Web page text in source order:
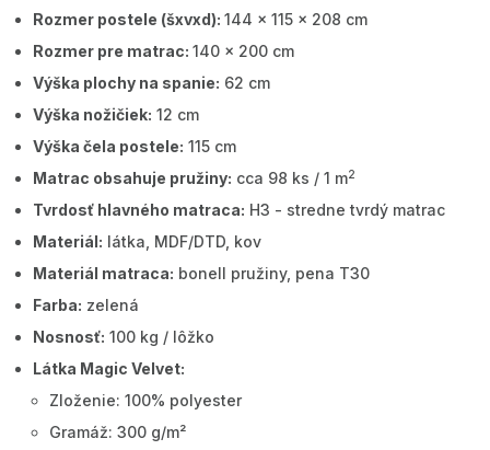
Rozmer postele (šxvxd): 144 x 115 x 208 cm
Rozmer pre matrac: 140 x 200 cm
Výška plochy na spanie: 62 cm
Výška nožičiek: 12 cm
Výška čela postele: 115 cm
Matrac obsahuje pružiny: cca 98 ks / 1 m2
Tvrdosť hlavného matraca: H3 - stredne tvrdý matrac
Materiál: látka, MDF/DTD, kov
Materiál matraca: bonell pružiny, pena T30
Farba: zelená
Nosnosť: 100 kg / lôžko
Látka Magic Velvet:
Zloženie: 100% polyester
Gramáž: 300 g/m²